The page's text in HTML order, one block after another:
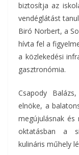
biztosítja az
vendéglátást
Biró Norbert, a
hívta fel a
a közlekedési
gasztronómia.
Csapody
elnöke, a
megújulásnak és
oktatásban a
kulináris műhely